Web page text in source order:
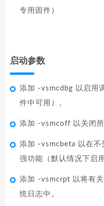
专用固件）
启动参数
添加 -vsmcdbg 以启用
件中可用）。
添加 -vsmcoff 以关闭
添加 -vsmcbeta 以在不
强功能（默认情况下启
添加 -vsmcrpt 以将有
统日志中。